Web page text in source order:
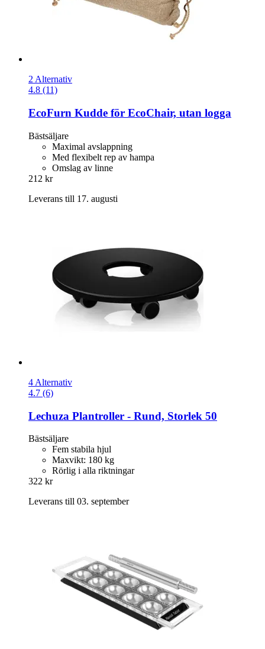
2 Alternativ
4.8 (11)
EcoFurn Kudde för EcoChair, utan logga
Bästsäljare
Maximal avslappning
Med flexibelt rep av hampa
Omslag av linne
212 kr
Leverans till 17. augusti
4 Alternativ
4.7 (6)
Lechuza Plantroller -​ Rund, Storlek 50
Bästsäljare
Fem stabila hjul
Maxvikt: 180 kg
Rörlig i alla riktningar
322 kr
Leverans till 03. september